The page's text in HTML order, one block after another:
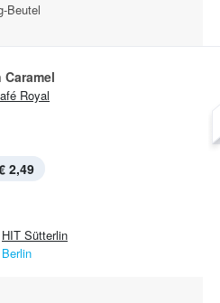
Beutel
Royal
2,49
HIT Sütterlin
Berlin